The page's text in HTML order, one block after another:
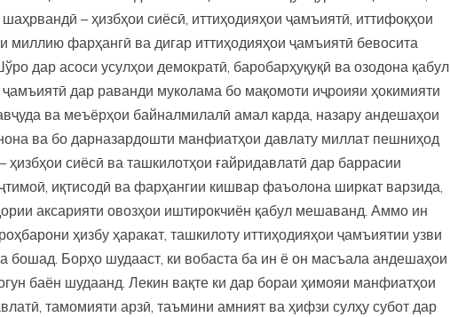
– ҳизбҳои сиёсӣ, иттиҳодияҳои ҷамъиятӣ, иттифоқҳои
миллию фарҳангӣ ва дигар иттиҳодияҳои ҷамъиятӣ бевосита
дар асоси усулҳои демократӣ, баробарҳуқуқӣ ва озодона қабул
дар раванди муколама бо мақомоти иҷроияи ҳокимияти
ва меъёрҳои байналмилалӣ амал карда, назару андешаҳои
ва бо дарназардошти манфиатҳои давлату миллат пешниҳод
сиёсӣ ва ташкилотҳои ғайридавлатӣ дар баррасии
иқтисодӣ ва фарҳангии кишвар фаъолона ширкат варзида,
аксарияти овозҳои иштирокчиён қабул мешаванд. Аммо ин
ҳизбу ҳаракат, ташкилоту иттиҳодияҳои ҷамъиятии узви
бошад. Борҳо шудааст, ки вобаста ба ин ё он масъала андешаҳои
баён шудаанд. Лекин вақте ки дар бораи ҳимояи манфиатҳои
тамомияти арзӣ, таъмини амният ва ҳифзи сулҳу субот дар